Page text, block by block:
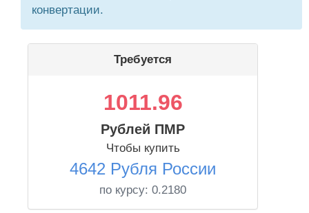
конвертации.
Требуется
1011.96
Рублей ПМР
Чтобы купить
4642 Рубля России
по курсу: 0.2180